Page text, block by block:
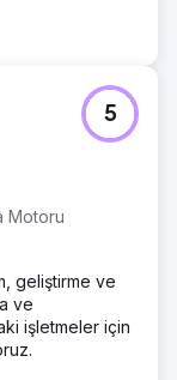
Motoru
5
geliştirme ve
ve
işletmeler için